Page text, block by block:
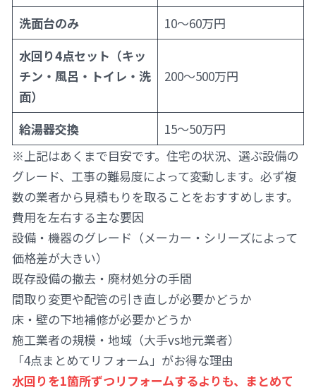
洗面台のみ
10〜60万円
水回り4点セット（キッ
チン・風呂・トイレ・洗
面）
200〜500万円
給湯器交換
15〜50万円
※上記はあくまで目安です。住宅の状況、選ぶ設備の
グレード、工事の難易度によって変動します。必ず複
数の業者から見積もりを取ることをおすすめします。
費用を左右する主な要因
設備・機器のグレード（メーカー・シリーズによって
価格差が大きい）
既存設備の撤去・廃材処分の手間
間取り変更や配管の引き直しが必要かどうか
床・壁の下地補修が必要かどうか
施工業者の規模・地域（大手vs地元業者）
「4点まとめてリフォーム」がお得な理由
水回りを1箇所ずつリフォームするよりも、まとめて